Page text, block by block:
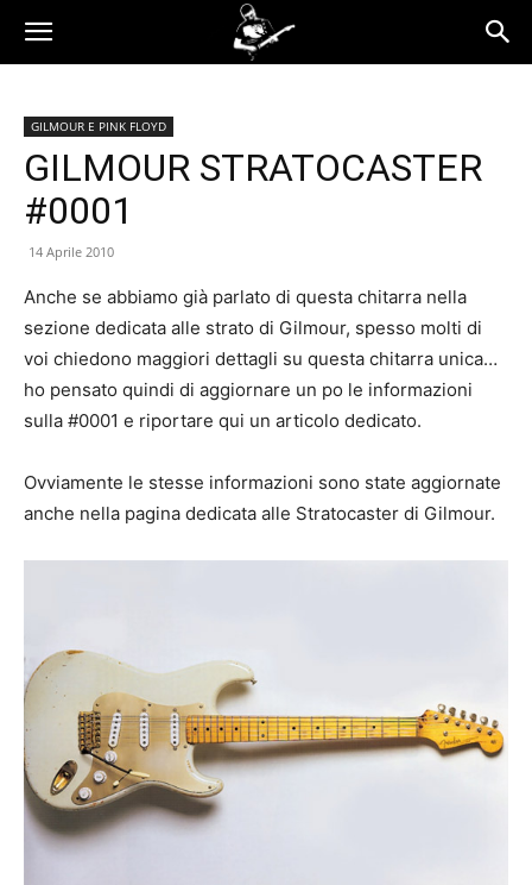
GILMOUR E PINK FLOYD
GILMOUR STRATOCASTER
#0001
14 Aprile 2010
Anche se abbiamo già parlato di questa chitarra nella
sezione dedicata alle strato di Gilmour, spesso molti di
voi chiedono maggiori dettagli su questa chitarra unica…
ho pensato quindi di aggiornare un po le informazioni
sulla #0001 e riportare qui un articolo dedicato.
Ovviamente le stesse informazioni sono state aggiornate
anche nella pagina dedicata alle Stratocaster di Gilmour.